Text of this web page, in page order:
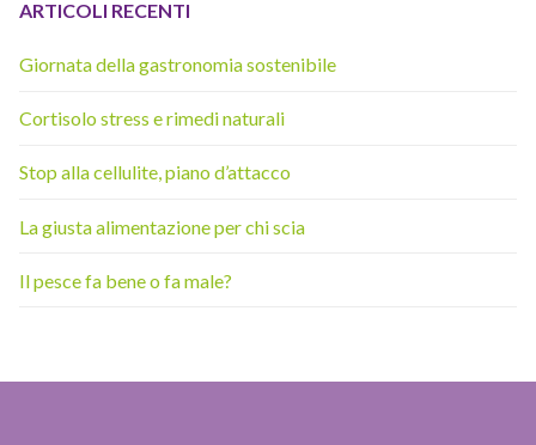
ARTICOLI RECENTI
Giornata della gastronomia sostenibile
Cortisolo stress e rimedi naturali
Stop alla cellulite, piano d’attacco
La giusta alimentazione per chi scia
Il pesce fa bene o fa male?